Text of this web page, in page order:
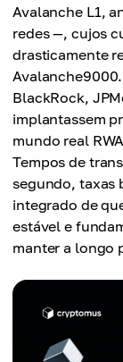
Avalanche L1,
redes —, cujos
drasticamente
BlackRock,
implantassem
mundo real
Tempos de
segundo, taxas
integrado de
estável e
manter a longo